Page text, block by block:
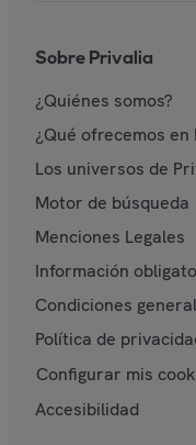
Sobre Privalia
¿Quiénes somos?
¿Qué ofrecemos en
Los universos de
Motor de búsqueda
Menciones Legales
Información
Condiciones
Política de
Configurar mis
Accesibilidad